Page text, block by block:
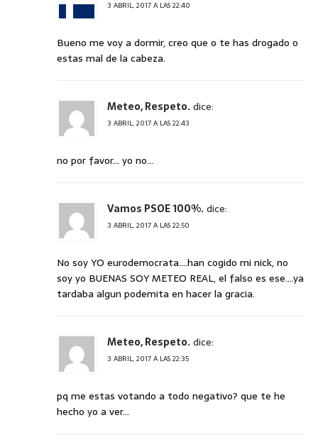
3 ABRIL, 2017 A LAS 22:40
Bueno me voy a dormir, creo que o te has drogado o
estas mal de la cabeza.
Meteo, Respeto.dice:
3 ABRIL, 2017 A LAS 22:43
no por favor… yo no…
Vamos PSOE 100%.dice:
3 ABRIL, 2017 A LAS 22:50
No soy YO eurodemocrata….han cogido mi nick, no
soy yo BUENAS SOY METEO REAL, el falso es ese….ya
tardaba algun podemita en hacer la gracia.
Meteo, Respeto.dice:
3 ABRIL, 2017 A LAS 22:35
pq me estas votando a todo negativo? que te he
hecho yo a ver…